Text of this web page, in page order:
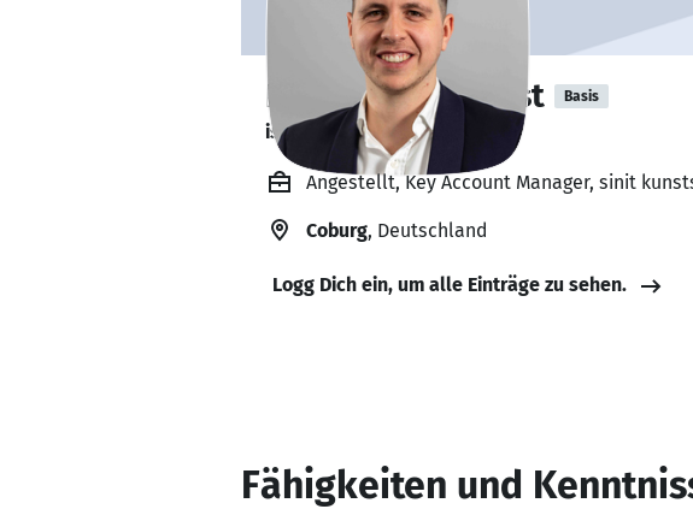
Robin Helmprobst Basis
ist offen für Projekte. 🔎
Angestellt, Key Account Manager, sinit
Coburg, Deutschland
Logg Dich ein, um alle Einträge zu sehen.
Fähigkeiten und